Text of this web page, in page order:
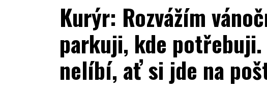
Kurýr: Rozvážím
parkuji, kde potřebuji.
nelíbí, ať si jde na